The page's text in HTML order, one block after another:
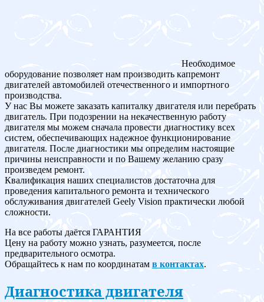
Необходимое
оборудование позволяет нам производить капремонт
двигателей автомобилей отечественного и импортного
производства.
У нас Вы можете заказать капиталку двигателя или перебрать
двигатель. При подозрении на некачественную работу
двигателя мы можем сначала провести диагностику всех
систем, обеспечивающих надежное функционирование
двигателя. После диагностики мы определим настоящие
причины неисправности и по Вашему желанию сразу
произведем ремонт.
Квалификация наших специалистов достаточна для
проведения капитального ремонта и технического
обслуживания двигателей Geely Vision практически любой
сложности.
На все работы даётся ГАРАНТИЯ
Цену на работу можно узнать, разумеется, после
предварительного осмотра.
Обращайтесь к нам по координатам в контактах.
Диагностика двигателя